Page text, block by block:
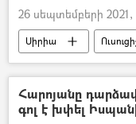
26 սեպտեմբերի 2021,
Սիրիա
առևանգում
Հարոյանը
գոլ է խփել